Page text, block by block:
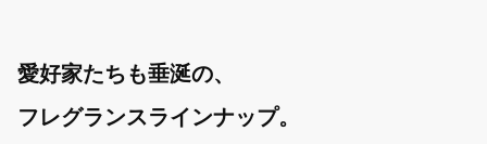
愛好家たちも垂涎の、
フレグランスラインナップ。